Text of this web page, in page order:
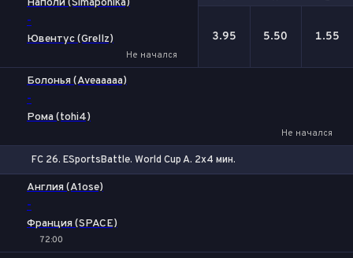
Наполи (Simaponika)
-
Ювентус (Grellz)
Не начался
3.95 5.50 1.55
Болонья (Aveaaaaa)
-
Рома (tohi4)
Не начался
FC 26. ESportsBattle. World Cup A. 2x4 мин.
Англия (A1ose)
-
Франция (SPACE)
72:00